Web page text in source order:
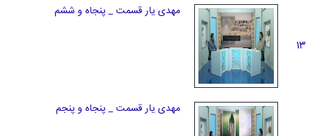
13
مهدی یار قسمت _ پنجاه و ششم
مهدی یار قسمت _ پنجاه و پنجم